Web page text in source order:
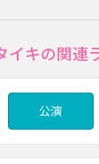
イキの関連
公演